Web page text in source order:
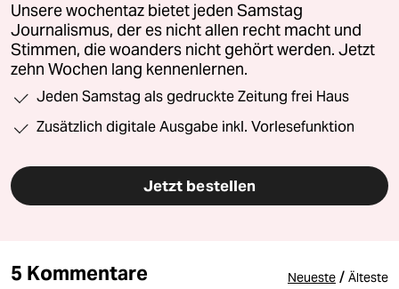
Unsere wochentaz bietet jeden Samstag
Journalismus, der es nicht allen recht macht und
Stimmen, die woanders nicht gehört werden. Jetzt
zehn Wochen lang kennenlernen.
Jeden Samstag als gedruckte Zeitung frei Haus
Zusätzlich digitale Ausgabe inkl. Vorlesefunktion
Jetzt bestellen
5 Kommentare Neueste / Älteste